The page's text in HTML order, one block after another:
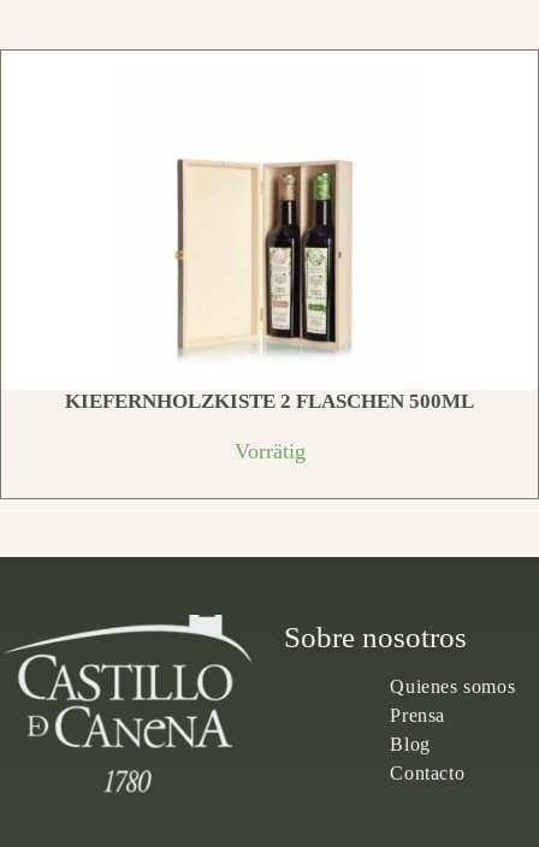
KIEFERNHOLZKISTE 2 FLASCHEN 500ML
Vorrätig
Sobre nosotros
Quienes somos
Prensa
Blog
Contacto